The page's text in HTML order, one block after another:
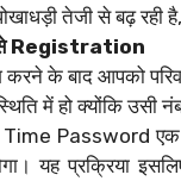
तेजी से बढ़ रही
से Registration
करने के बाद आपको
में हो क्योंकि उसी
Time Password एक
यह प्रक्रिया